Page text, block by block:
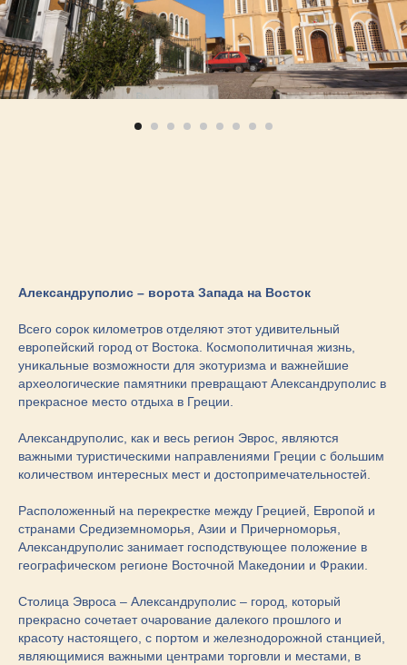
Александруполис – ворота Запада на Восток
Всего сорок километров отделяют этот удивительный
европейский город от Востока. Космополитичная жизнь,
уникальные возможности для экотуризма и важнейшие
археологические памятники превращают Александруполис в
прекрасное место отдыха в Греции.
Александруполис, как и весь регион Эврос, являются
важными туристическими направлениями Греции с большим
количеством интересных мест и достопримечательностей.
Расположенный на перекрестке между Грецией, Европой и
странами Средиземноморья, Азии и Причерноморья,
Александруполис занимает господствующее положение в
географическом регионе Восточной Македонии и Фракии.
Столица Эвроса – Александруполис – город, который
прекрасно сочетает очарование далекого прошлого и
красоту настоящего, с портом и железнодорожной станцией,
являющимися важными центрами торговли и местами, в